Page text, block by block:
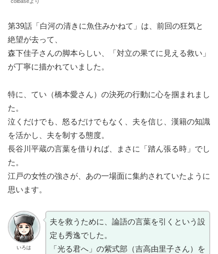
第39話「白河の清きに魚住みかねて」は、前回の狂気と
絶望が去って、
森下佳子さんの脚本らしい、「対立の果てに見える救い」
が丁寧に描かれていました。
特に、てい（橋本愛さん）の決死の行動に心を掴まれまし
た。
泣くだけでも、怒るだけでもなく、夫を信じ、漢籍の知識
を活かし、夫を制する態度。
長谷川平蔵の言葉を借りれば、まさに「踏ん張る時」でし
た。
江戸の女性の強さが、あの一場面に集約されていたように
思います。
いろは
夫を救うために、論語の言葉を引くという設
定も秀逸でした。
「光る君へ」の紫式部（吉高由里子さん）を